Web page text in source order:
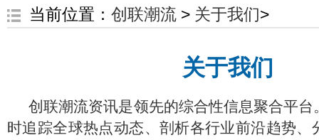
当前位置： 创联潮流> 关于我们>
关于我们
创联潮流资讯是领先的综合性信息聚合平
时追踪全球热点动态、剖析各行业前沿趋势、